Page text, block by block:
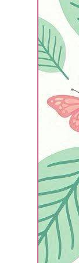
см,
Артикул: